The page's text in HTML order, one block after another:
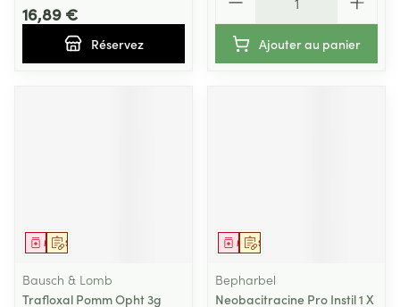
16,89 €
Réservez Ajouter au panier
Sur prescription
Médicament
Bausch & Lomb
Trafloxal Pomm Opht 3g
Sur prescription
Médicament
Bepharbel
Neobacitracine Pro Instil 1 X